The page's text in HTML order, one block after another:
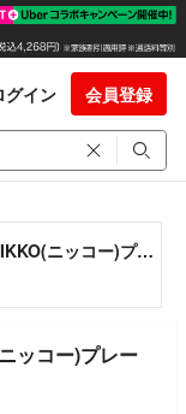
グイン 会員登録
【新品・匿名配送送料込み】NIKKO(ニッコー)プレート 25cm
ッコー)プレー